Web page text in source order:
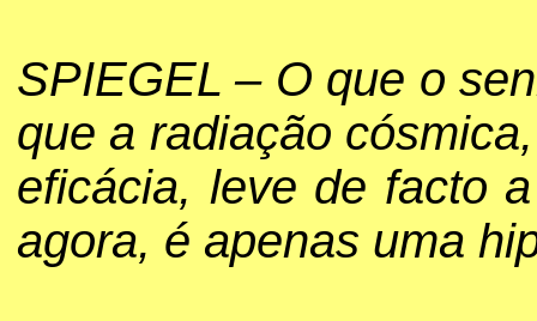
SPIEGEL – O que o
que a radiação
eficácia, leve de facto
agora, é apenas uma